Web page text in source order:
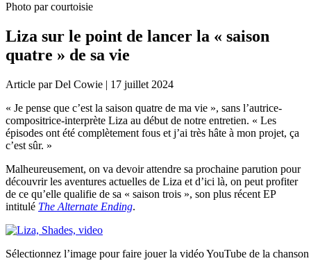
Photo par courtoisie
Liza sur le point de lancer la « saison
quatre » de sa vie
Article par Del Cowie | 17 juillet 2024
« Je pense que c’est la saison quatre de ma vie », sans l’autrice-
compositrice-interprète Liza au début de notre entretien. « Les
épisodes ont été complètement fous et j’ai très hâte à mon projet, ça
c’est sûr. »
Malheureusement, on va devoir attendre sa prochaine parution pour
découvrir les aventures actuelles de Liza et d’ici là, on peut profiter
de ce qu’elle qualifie de sa « saison trois », son plus récent EP
intitulé The Alternate Ending.
Sélectionnez l’image pour faire jouer la vidéo YouTube de la chanson